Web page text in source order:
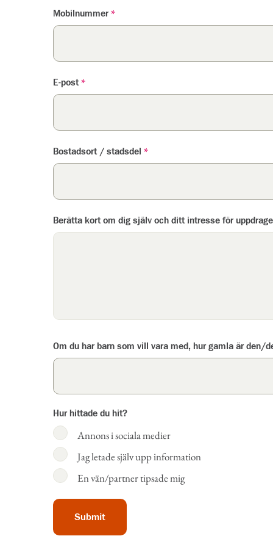
Mobilnummer *
E-post *
Bostadsort / stadsdel *
Berätta kort om dig själv och ditt intresse för
Om du har barn som vill vara med, hur gamla är den/
Hur hittade du hit?
Annons i sociala medier
Jag letade själv upp information
En vän/partner tipsade mig
Submit